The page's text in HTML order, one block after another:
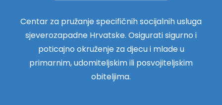
Centar za pružanje specifičnih socijalnih usluga
sjeverozapadne Hrvatske. Osigurati sigurno i
poticajno okruženje za djecu i mlade u
primarnim, udomiteljskim ili posvojiteljskim
obiteljima.